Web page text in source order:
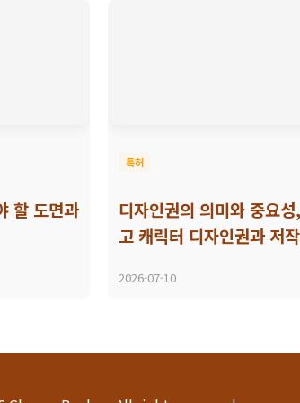
할 도면과
특허
디자인권의 의미와 중요
고 캐릭터 디자인권과 저
2026-07-10